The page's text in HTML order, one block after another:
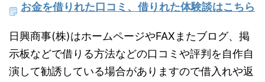
お金を借りれた口コミ、借りれた体験談はこちら
日興商事(株)はホームページやFAXまたブログ、掲
示板などで借りる方法などの口コミや評判を自作自
演して勧誘している場合がありますので借入れや返